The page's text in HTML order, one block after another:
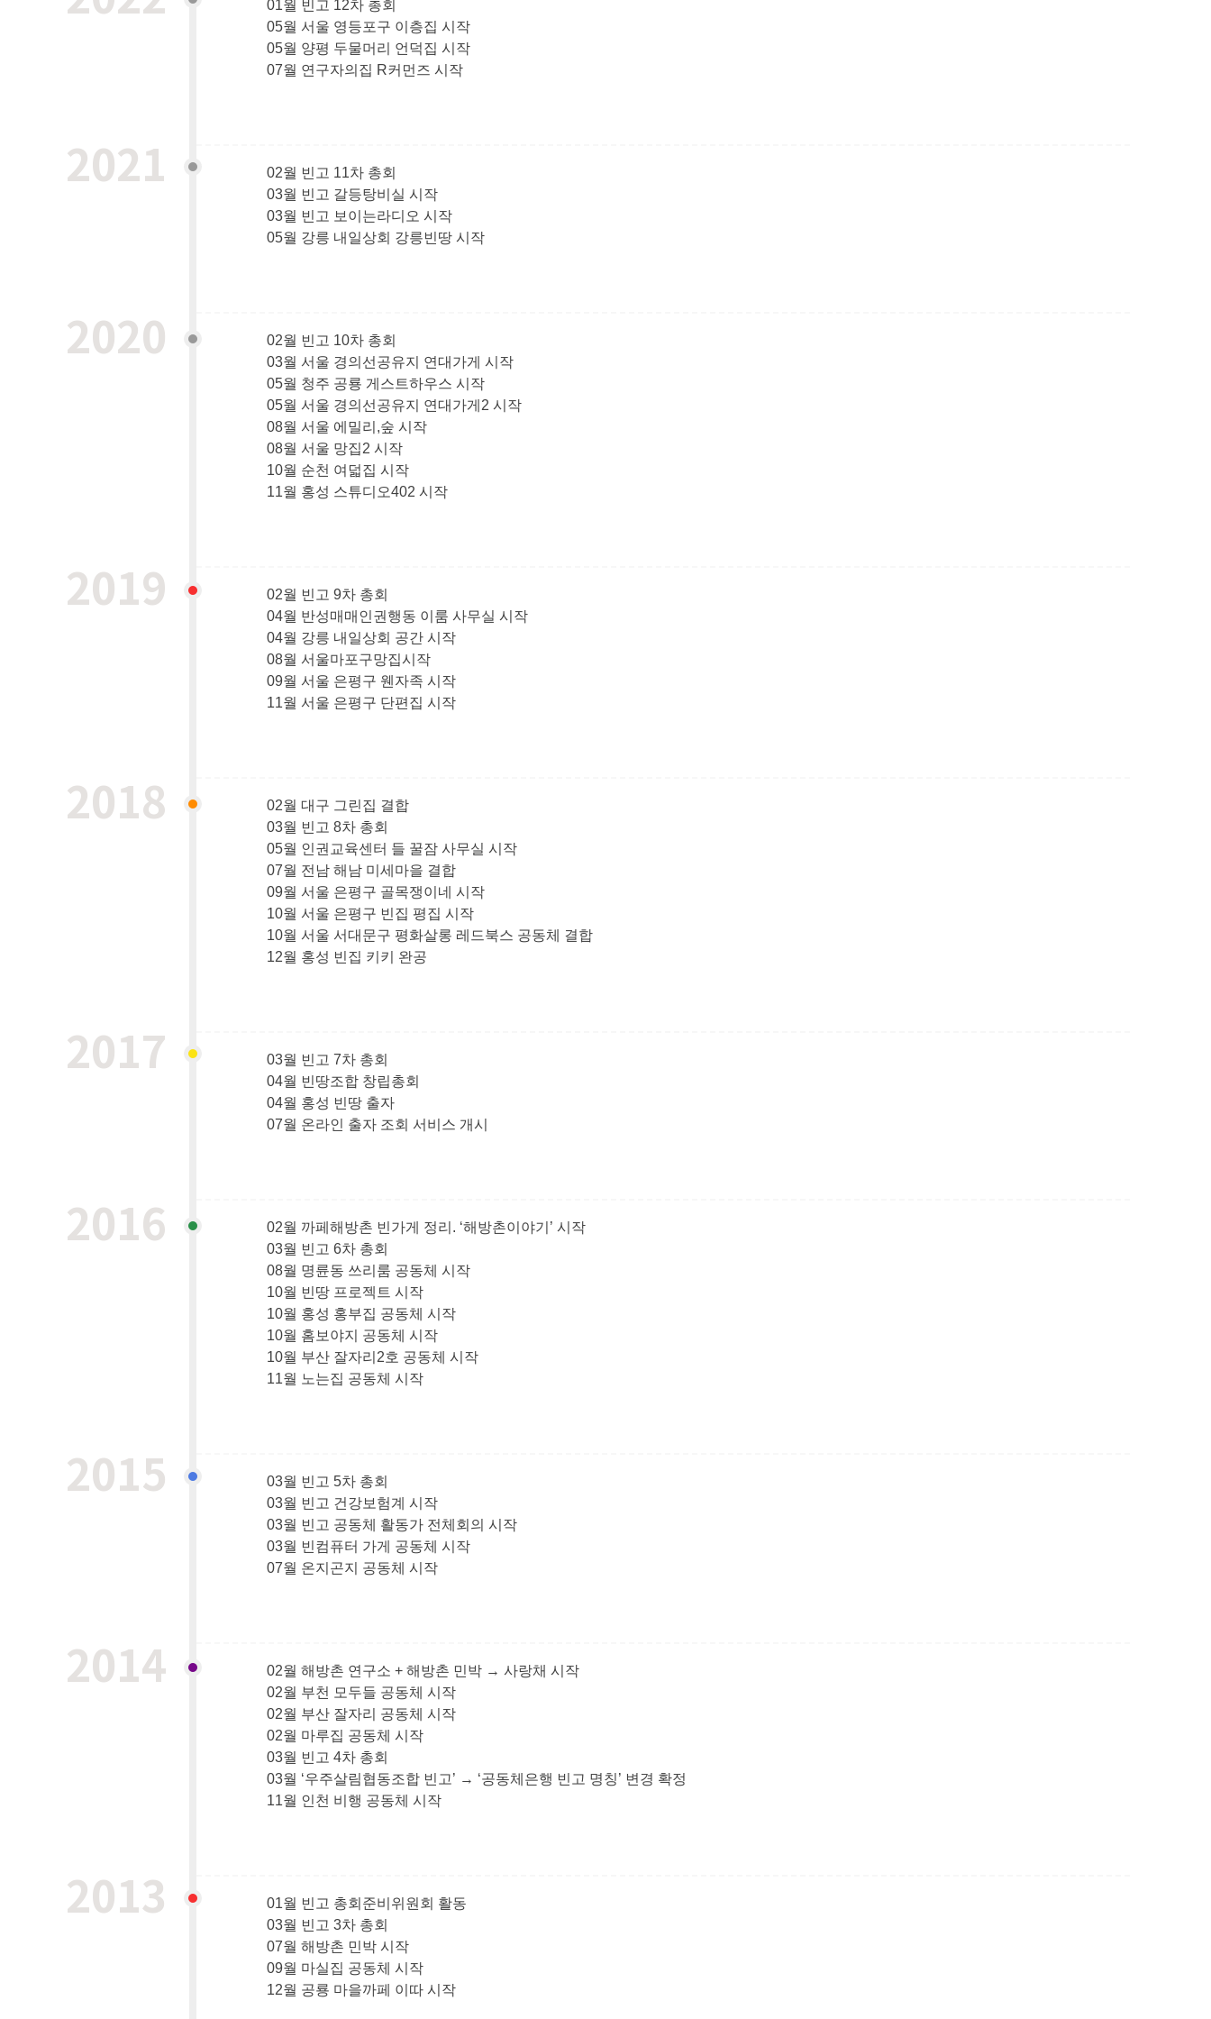
01월 빈고 12차 총회
05월 서울 영등포구 이층집 시작
05월 양평 두물머리 언덕집 시작
07월 연구자의집 R커먼즈 시작
2021
02월 빈고 11차 총회
03월 빈고 갈등탕비실 시작
03월 빈고 보이는라디오 시작
05월 강릉 내일상회 강릉빈땅 시작
2020
02월 빈고 10차 총회
03월 서울 경의선공유지 연대가게 시작
05월 청주 공룡 게스트하우스 시작
05월 서울 경의선공유지 연대가게2 시작
08월 서울 에밀리,숲 시작
08월 서울 망집2 시작
10월 순천 여덟집 시작
11월 홍성 스튜디오402 시작
2019
02월 빈고 9차 총회
04월 반성매매인권행동 이룸 사무실 시작
04월 강릉 내일상회 공간 시작
08월 서울마포구망집시작
09월 서울 은평구 웬자족 시작
11월 서울 은평구 단편집 시작
2018
02월 대구 그린집 결합
03월 빈고 8차 총회
05월 인권교육센터 들 꿀잠 사무실 시작
07월 전남 해남 미세마을 결합
09월 서울 은평구 골목쟁이네 시작
10월 서울 은평구 빈집 평집 시작
10월 서울 서대문구 평화살롱 레드북스 공동체 결합
12월 홍성 빈집 키키 완공
2017
03월 빈고 7차 총회
04월 빈땅조합 창립총회
04월 홍성 빈땅 출자
07월 온라인 출자 조회 서비스 개시
2016
02월 까페해방촌 빈가게 정리. ‘해방촌이야기’ 시작
03월 빈고 6차 총회
08월 명륜동 쓰리룸 공동체 시작
10월 빈땅 프로젝트 시작
10월 홍성 홍부집 공동체 시작
10월 홈보야지 공동체 시작
10월 부산 잘자리2호 공동체 시작
11월 노는집 공동체 시작
2015
03월 빈고 5차 총회
03월 빈고 건강보험계 시작
03월 빈고 공동체 활동가 전체회의 시작
03월 빈컴퓨터 가게 공동체 시작
07월 온지곤지 공동체 시작
2014
02월 해방촌 연구소 + 해방촌 민박 → 사랑채 시작
02월 부천 모두들 공동체 시작
02월 부산 잘자리 공동체 시작
02월 마루집 공동체 시작
03월 빈고 4차 총회
03월 ‘우주살림협동조합 빈고’ → ‘공동체은행 빈고 명칭’ 변경 확정
11월 인천 비행 공동체 시작
2013
01월 빈고 총회준비위원회 활동
03월 빈고 3차 총회
07월 해방촌 민박 시작
09월 마실집 공동체 시작
12월 공룡 마을까페 이따 시작